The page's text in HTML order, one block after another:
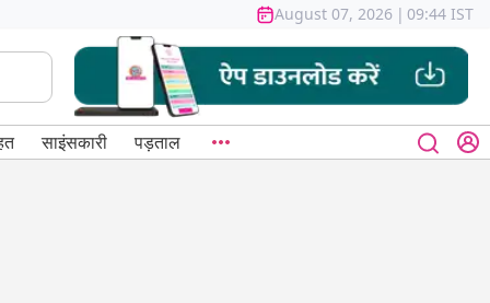
August 07, 2026 | 09:44 IST
साइंसकारी पड़ताल